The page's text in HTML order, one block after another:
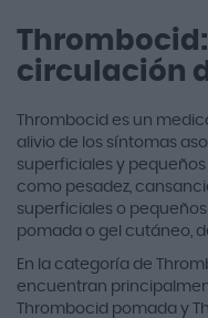
circulación
Thrombocid es un
alivio de los síntomas
superficiales y
como pesadez,
superficiales o
pomada o gel cutáneo,
En la categoría de
encuentran
Thrombocid pomada y